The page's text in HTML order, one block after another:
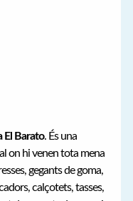
El Barato. És una
on hi venen tota mena
gegants de goma,
calçotets, tasses,